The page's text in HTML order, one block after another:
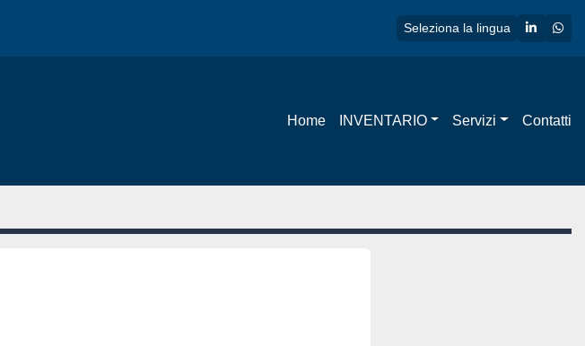
Seleziona la lingua linkedin
Home INVENTARIO Servizi Contatti